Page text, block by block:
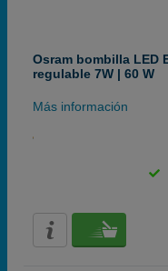
Osram bombilla LED
regulable 7W | 60 W
Más información